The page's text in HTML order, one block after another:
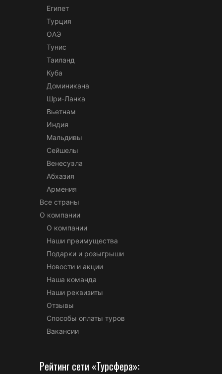
Египет
Турция
ОАЭ
Тунис
Таиланд
Куба
Доминикана
Шри-Ланка
Вьетнам
Индия
Мальдивы
Сейшелы
Венесуэла
Абхазия
Армения
Все страны
О компании
О компании
Наши преимущества
Подарки и розыгрыши
Новости и акции
Наша команда
Наши реквизиты
Отзывы
Способы оплаты туров
Вакансии
Рейтинг сети «Турсфера»: